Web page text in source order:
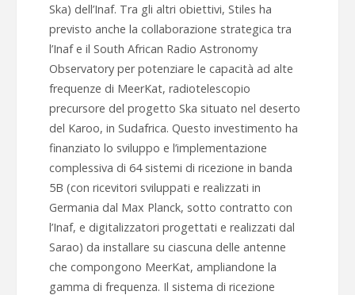
Ska) dell’Inaf. Tra gli altri obiettivi, Stiles ha
previsto anche la collaborazione strategica tra
l’Inaf e il South African Radio Astronomy
Observatory per potenziare le capacità ad alte
frequenze di MeerKat, radiotelescopio
precursore del progetto Ska situato nel deserto
del Karoo, in Sudafrica. Questo investimento ha
finanziato lo sviluppo e l’implementazione
complessiva di 64 sistemi di ricezione in banda
5B (con ricevitori sviluppati e realizzati in
Germania dal Max Planck, sotto contratto con
l’Inaf, e digitalizzatori progettati e realizzati dal
Sarao) da installare su ciascuna delle antenne
che compongono MeerKat, ampliandone la
gamma di frequenza. Il sistema di ricezione